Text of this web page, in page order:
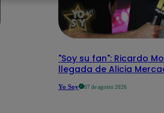
"Soy su fan": Ricardo
llegada de Alicia
Yo Soy 07 de agosto 2026